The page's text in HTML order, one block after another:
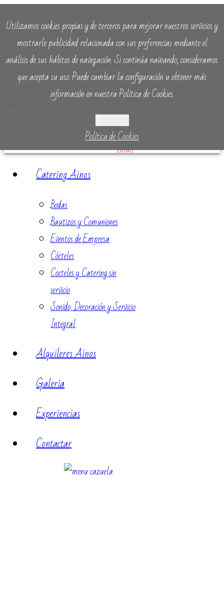
Utilizamos cookies propias y de terceros para mejorar nuestros servicios y
mostrarle publicidad relacionada con sus preferencias mediante el
análisis de sus hábitos de navegación. Si continúa naveando, consideramos
que acepta su uso. Puede cambiar la configuración u obtener más
información en nuestra Política de Cookies.
Política de Cookies
Dpto. Catering 679 685 923
Dpto. Alquiler 685 454 800
info@cateringainos.com
Catering Ainos
Bodas
Bautizos y Comuniones
Eventos de Empresa
Cócteles
Cocteles y Catering sin
servicio
Sonido, Decoración y Servicio
Integral
Alquileres Ainos
Galeria
Experiencias
Contactar